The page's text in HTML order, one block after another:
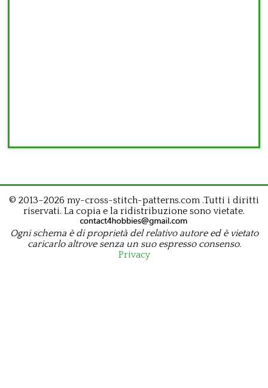
© 2013–2026 my-cross-stitch-patterns.com .Tutti i diritti
riservati. La copia e la ridistribuzione sono vietate.
Ogni schema è di proprietà del relativo autore ed è vietato
caricarlo altrove senza un suo espresso consenso.
Privacy